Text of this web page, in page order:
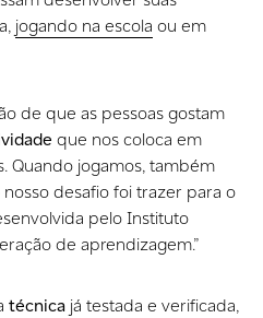
jogando na escola ou em
de que as pessoas gostam
que nos coloca em
Quando jogamos, também
nosso desafio foi trazer para o
pelo Instituto
de aprendizagem.”
técnica já testada e verificada,